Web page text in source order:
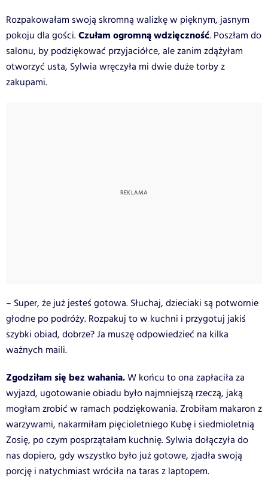
Rozpakowałam swoją skromną walizkę w pięknym, jasnym
pokoju dla gości.Czułam ogromną wdzięczność. Poszłam do
salonu, by podziękować przyjaciółce, ale zanim zdążyłam
otworzyć usta, Sylwia wręczyła mi dwie duże torby z
zakupami.
– Super, że już jesteś gotowa. Słuchaj, dzieciaki są potwornie
głodne po podróży. Rozpakuj to w kuchni i przygotuj jakiś
szybki obiad, dobrze? Ja muszę odpowiedzieć na kilka
ważnych maili.
Zgodziłam się bez wahania.W końcu to ona zapłaciła za
wyjazd, ugotowanie obiadu było najmniejszą rzeczą, jaką
mogłam zrobić w ramach podziękowania. Zrobiłam makaron z
warzywami, nakarmiłam pięcioletniego Kubę i siedmioletnią
Zosię, po czym posprzątałam kuchnię. Sylwia dołączyła do
nas dopiero, gdy wszystko było już gotowe, zjadła swoją
porcję i natychmiast wróciła na taras z laptopem.